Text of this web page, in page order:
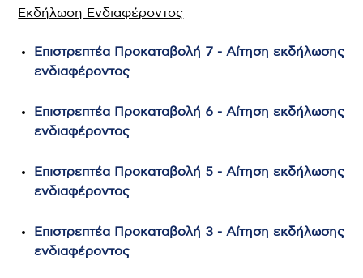
Εκδήλωση Ενδιαφέροντος
Επιστρεπτέα Προκαταβολή 7 - Αίτηση εκδήλωσης
ενδιαφέροντος
Επιστρεπτέα Προκαταβολή 6 - Αίτηση εκδήλωσης
ενδιαφέροντος
Επιστρεπτέα Προκαταβολή 5 - Αίτηση εκδήλωσης
ενδιαφέροντος
Επιστρεπτέα Προκαταβολή 3 - Αίτηση εκδήλωσης
ενδιαφέροντος